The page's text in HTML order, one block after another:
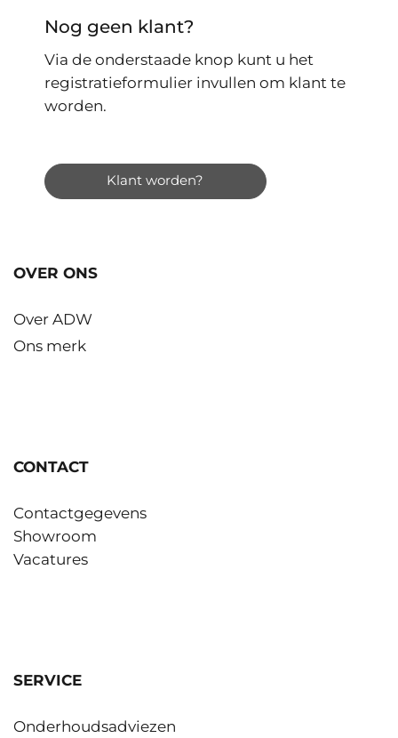
Nog geen klant?
Via de onderstaade knop kunt u het
registratieformulier invullen om klant te
worden.
Klant worden?
OVER ONS
Over ADW
Ons merk
CONTACT
Contactgegevens
Showroom
Vacatures
SERVICE
Onderhoudsadviezen